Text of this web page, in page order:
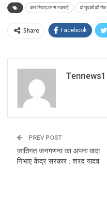
कार डिवाइडर से टकराई दो युवकों की मौत
Share Facebook
Tennews1
PREV POST
जातिगत जनगणना का अपना वादा
निभाए केंद्र सरकार : शरद यादव